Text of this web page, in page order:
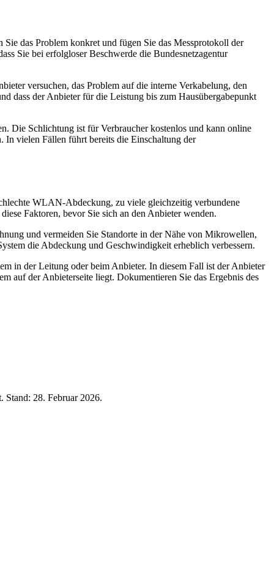
das Problem konkret und fügen Sie das Messprotokoll der
Sie bei erfolgloser Beschwerde die Bundesnetzagentur
versuchen, das Problem auf die interne Verkabelung, den
dass der Anbieter für die Leistung bis zum Hausübergabepunkt
Die Schlichtung ist für Verbraucher kostenlos und kann online
In vielen Fällen führt bereits die Einschaltung der
WLAN-Abdeckung, zu viele gleichzeitig verbundene
Faktoren, bevor Sie sich an den Anbieter wenden.
und vermeiden Sie Standorte in der Nähe von Mikrowellen,
die Abdeckung und Geschwindigkeit erheblich verbessern.
in der Leitung oder beim Anbieter. In diesem Fall ist der Anbieter
auf der Anbieterseite liegt. Dokumentieren Sie das Ergebnis des
Stand: 28. Februar 2026.